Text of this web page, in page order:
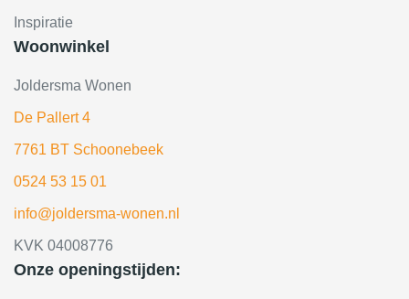
Inspiratie
Woonwinkel
Joldersma Wonen
De Pallert 4
7761 BT Schoonebeek
0524 53 15 01
info@joldersma-wonen.nl
KVK 04008776
Onze openingstijden: